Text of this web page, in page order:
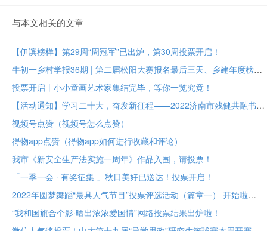
与本文相关的文章
【伊滨榜样】第29周“周冠军”已出炉，第30周投票开启！
牛初一乡村学报36期 | 第二届松阳大赛报名最后三天、乡建年度榜样大众投票进行中
投票开启丨小小童画艺术家集结完毕，等你一览究竟！
【活动通知】学习二十大，奋发新征程——2022济南市残健共融书法美术作品展投票评选
视频号点赞（视频号怎么点赞）
得物app点赞（得物app如何进行收藏和评论）
我市《新安全生产法实施一周年》作品入围，请投票！
「一季一会 · 有奖征集 」秋日美好已送达！投票开启！
2022年圆梦舞蹈“最具人气节目”投票评选活动（篇章一） 开始啦
“我和国旗合个影·晒出浓浓爱国情”网络投票结果出炉啦！